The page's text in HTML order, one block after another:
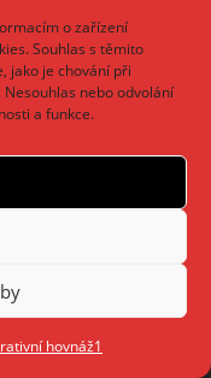
o zařízení
Souhlas s těmito
jako je chování při
nebo odvolání
a funkce.
hovnáž1